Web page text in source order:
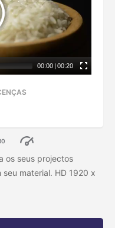
00:00 | 00:20
os seus projectos
material. HD 1920 x